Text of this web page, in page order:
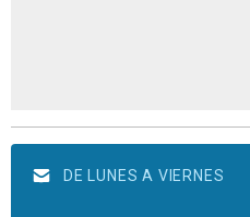
DE LUNES A VIERNES